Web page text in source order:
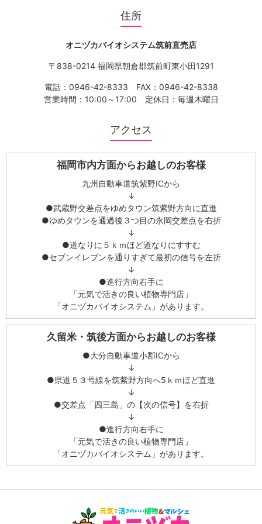
住所
オニヅカバイオシステム筑前直売店
〒838-0214 福岡県朝倉郡筑前町東小田1291
電話： 0946-42-8333 FAX：0946-42-8338
営業時間：10:00～17:00 定休日：毎週木曜日
アクセス
福岡市内方面からお越しのお客様
九州自動車道筑紫野ICから
↓
●武蔵野交差点をゆめタウン筑紫野方向に直進
●ゆめタウンを通過後３つ目の永岡交差点を右折
↓
●道なりに５ｋｍほど道なりにすすむ
●セブンイレブンを通りすぎて最初の信号を左折
↓
●進行方向右手に
「元気で活きの良い植物専門店」
「オニヅカバイオシステム」があります。
久留米・筑後方面からお越しのお客様
●大分自動車道小郡ICから
↓
●県道５３号線を筑紫野方向へ5ｋｍほど直進
↓
●交差点「四三島」の【次の信号】を右折
↓
●進行方向右手に
「元気で活きの良い植物専門店」
「オニヅカバイオシステム」があります。